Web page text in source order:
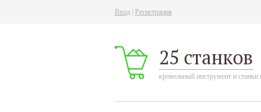
Вход Регистрация
25 станков
кровельный инструмент и станки